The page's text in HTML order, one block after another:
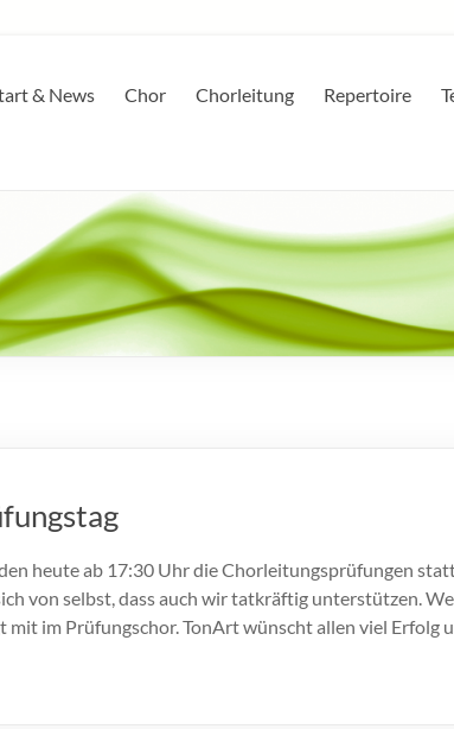
& News Chor Chorleitung Repertoire
heute ab 17:30 Uhr die Chorleitungsprüfungen
von selbst, dass auch wir tatkräftig unterstützen.
mit im Prüfungschor. TonArt wünscht allen viel Erfolg